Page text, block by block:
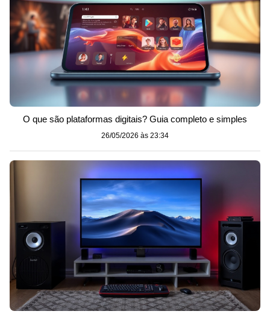
O que são plataformas digitais? Guia completo e simples
26/05/2026 às 23:34